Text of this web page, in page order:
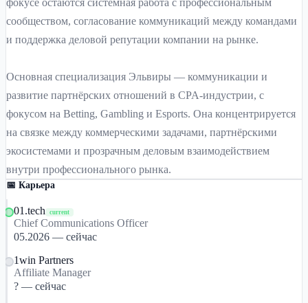
фокусе остаются системная работа с профессиональным
сообществом, согласование коммуникаций между командами
и поддержка деловой репутации компании на рынке.
Основная специализация Эльвиры — коммуникации и
развитие партнёрских отношений в CPA-индустрии, с
фокусом на Betting, Gambling и Esports. Она концентрируется
на связке между коммерческими задачами, партнёрскими
экосистемами и прозрачным деловым взаимодействием
внутри профессионального рынка.
📅 Карьера
01.tech current
Chief Communications Officer
05.2026 — сейчас
1win Partners
Affiliate Manager
? — сейчас